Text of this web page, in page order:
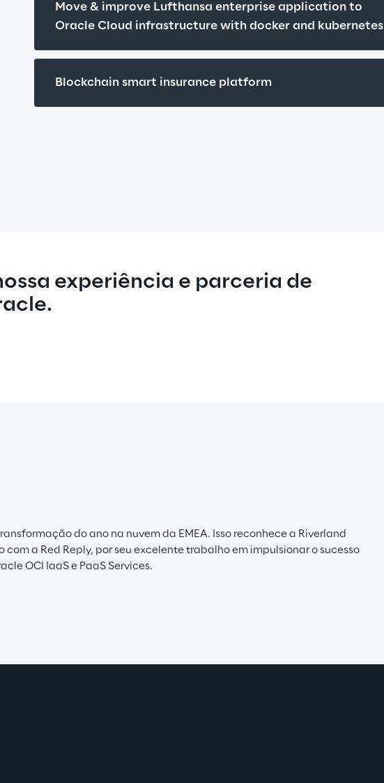
Move & improve Lufthansa enterprise application to
Oracle Cloud infrastructure with docker and kubernetes
Blockchain smart insurance platform
experiência e parceria de
do ano na nuvem da EMEA. Isso reconhece a Riverland
com a Red Reply, por seu excelente trabalho em impulsionar o sucesso
OCI IaaS e PaaS Services.